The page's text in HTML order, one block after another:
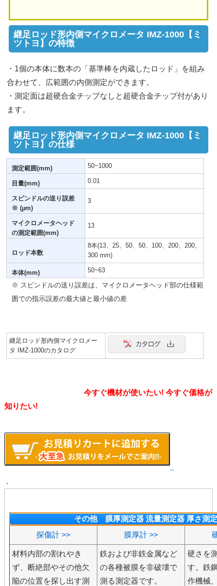
継足ロッド形内側マイクロメータ IMZ-1000【ミ
ツトヨ】の特徴
・1個の本体に数本の「基準棒を内蔵したロッド」を組み
合わせて、広範囲の内側測定ができます。
・測定面は超硬合金チップなしと超硬合金チップ付があり
ます。
継足ロッド形内側マイクロメータ IMZ-1000【ミ
ツトヨ】の仕様
測定範囲(mm) 50~1000
目量(mm) 0.01
スピンドルの送り誤差
※ (µm)
3
マイクロメータヘッド
の測定範囲(mm)
13
ロッド本数
8本(13、25、50、50、100、200、200、
300 mm)
本体(mm) 50~63
※ スピンドルの送り誤差は、マイクロメータヘッド部の仕様範
囲での指示誤差の最大値と最小値の差
継足ロッド形内側マイクロメー
タ IMZ-1000のカタログ
今すぐ機材が使いたい! 今すぐ価格が
知りたい!
..
.
その他 膜厚測定器 流量測定器 厚さ測
探傷計 >>
膜厚計 >>
材料内部の割れやき
ず、断絶部やその他欠
陥の位置を探し出す測
鉄および非鉄金属など
の各種被膜を非破壊で
測る測定器です。
硬さを
す。鉄
作機械